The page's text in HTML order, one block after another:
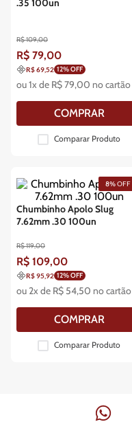
.35 100un
R$109,00
R$ 79,00
R$ 69,52 12% OFF
ou1x de R$79,00 no cartão
COMPRAR
Comparar Produto
Chumbinho Apolo Slug
7.62mm .30 100un
R$119,00
R$ 109,00
8%OFF
R$ 95,92 12% OFF
ou 2x de R$ 54,50 no cartão
COMPRAR
Comparar Produto